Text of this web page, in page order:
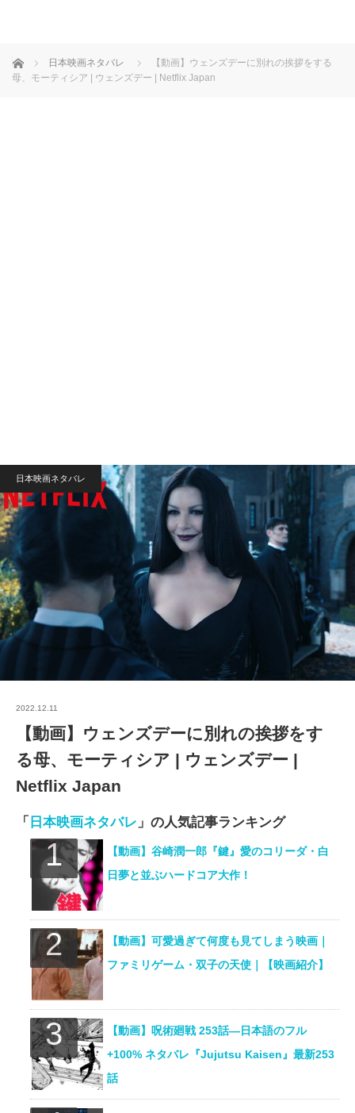
ホーム 日本映画ネタバレ
【動画】ウェンズデーに別れの挨拶をする
母、モーティシア | ウェンズデー | Netflix Japan
日本映画ネタバレ
2022.12.11
【動画】ウェンズデーに別れの挨拶をす
る母、モーティシア | ウェンズデー |
Netflix Japan
「 日本映画ネタバレ 」の人気記事ランキング
【動画】谷崎潤一郎『鍵』愛のコリーダ・白
日夢と並ぶハードコア大作！
【動画】可愛過ぎて何度も見てしまう映画｜
ファミリゲーム・双子の天使｜【映画紹介】
【動画】呪術廻戦 253話―日本語のフル
+100% ネタバレ『Jujutsu Kaisen』最新253
話